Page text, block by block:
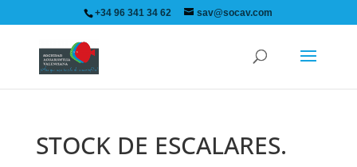
+34 96 341 34 62 sav@socav.com
STOCK DE ESCALARES.